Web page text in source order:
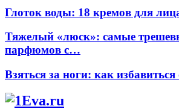
Глоток воды: 18 кремов для
Тяжелый «люск»: самые
парфюмов с…
Взяться за ноги: как